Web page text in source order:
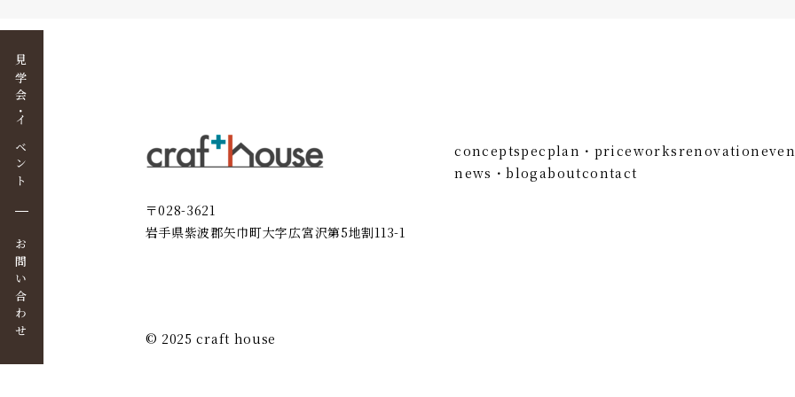
見学会・イベント
お問い合わせ
〒028-3621
岩手県紫波郡矢巾町大字広宮沢第5地割113-1
conceptspecplan・priceworksrenovation
news・blogaboutcontact
© 2025 craft house